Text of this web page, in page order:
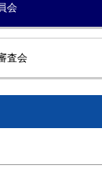
会
査会